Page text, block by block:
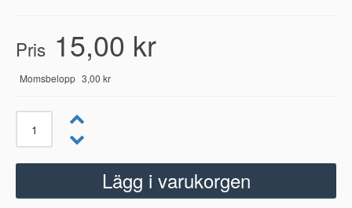
Pris 15,00 kr
Momsbelopp 3,00 kr